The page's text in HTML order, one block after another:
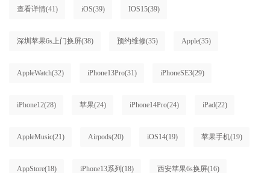
查看详情(41) iOS(39) IOS15(39)
深圳苹果6s上门换屏(38) 预约维修(35) Apple(35)
AppleWatch(32) iPhone13Pro(31) iPhoneSE3(29)
iPhone12(28) 苹果(24) iPhone14Pro(24) iPad(22)
AppleMusic(21) Airpods(20) iOS14(19) 苹果手机(19)
AppStore(18) iPhone13系列 (18) 西安苹果6s换屏(16)